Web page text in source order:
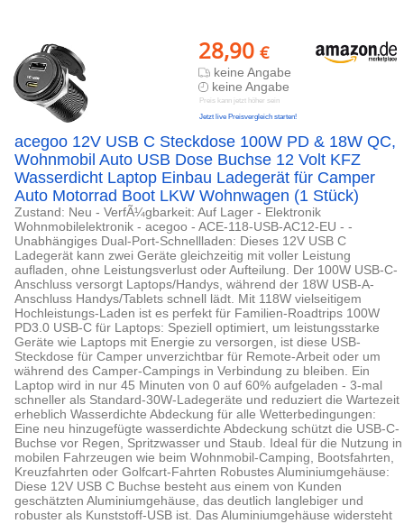
28,90 €
keine Angabe
keine Angabe
Preis kann jetzt höher sein
Jetzt live Preisvergleich starten!
acegoo 12V USB C Steckdose 100W PD & 18W QC,
Wohnmobil Auto USB Dose Buchse 12 Volt KFZ
Wasserdicht Laptop Einbau Ladegerät für Camper
Auto Motorrad Boot LKW Wohnwagen (1 Stück)
Zustand: Neu - VerfÃ¼gbarkeit: Auf Lager - Elektronik
Wohnmobilelektronik - acegoo - ACE-118-USB-AC12-EU - -
Unabhängiges Dual-Port-Schnellladen: Dieses 12V USB C
Ladegerät kann zwei Geräte gleichzeitig mit voller Leistung
aufladen, ohne Leistungsverlust oder Aufteilung. Der 100W USB-C-
Anschluss versorgt Laptops/Handys, während der 18W USB-A-
Anschluss Handys/Tablets schnell lädt. Mit 118W vielseitigem
Hochleistungs-Laden ist es perfekt für Familien-Roadtrips 100W
PD3.0 USB-C für Laptops: Speziell optimiert, um leistungsstarke
Geräte wie Laptops mit Energie zu versorgen, ist diese USB-
Steckdose für Camper unverzichtbar für Remote-Arbeit oder um
während des Camper-Campings in Verbindung zu bleiben. Ein
Laptop wird in nur 45 Minuten von 0 auf 60% aufgeladen - 3-mal
schneller als Standard-30W-Ladegeräte und reduziert die Wartezeit
erheblich Wasserdichte Abdeckung für alle Wetterbedingungen:
Eine neu hinzugefügte wasserdichte Abdeckung schützt die USB-C-
Buchse vor Regen, Spritzwasser und Staub. Ideal für die Nutzung in
mobilen Fahrzeugen wie beim Wohnmobil-Camping, Bootsfahrten,
Kreuzfahrten oder Golfcart-Fahrten Robustes Aluminiumgehäuse:
Diese 12V USB C Buchse besteht aus einem von Kunden
geschätzten Aluminiumgehäuse, das deutlich langlebiger und
robuster als Kunststoff-USB ist. Das Aluminiumgehäuse widersteht